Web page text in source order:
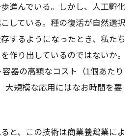
進んでいる。しかし、人工孵化
している。種の復活が自然選択
するようになったとき、私たち
作り出しているのではないか。
器の高額なコスト（1個あたり
大規模な応用にはなお時間を要
と、この技術は商業養鶏業によ